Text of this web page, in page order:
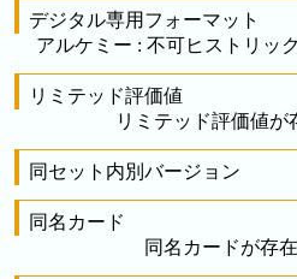
デジタル専用フォーマット
アルケミー : 不可ヒストリック
リミテッド評価値
リミテッド評価値が
同セット内別バージョン
同名カード
同名カードが存